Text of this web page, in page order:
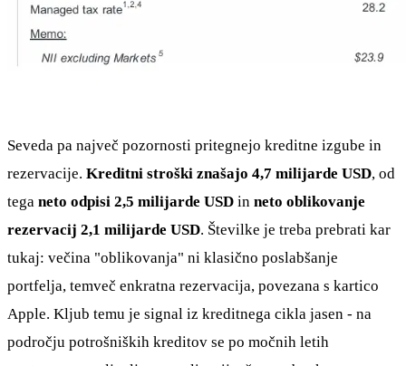
Seveda pa največ pozornosti pritegnejo kreditne izgube in
rezervacije. Kreditni stroški znašajo 4,7 milijarde USD, od
tega neto odpisi 2,5 milijarde USD in neto oblikovanje
rezervacij 2,1 milijarde USD. Številke je treba prebrati kar
tukaj: večina "oblikovanja" ni klasično poslabšanje
portfelja, temveč enkratna rezervacija, povezana s kartico
Apple. Kljub temu je signal iz kreditnega cikla jasen - na
področju potrošniških kreditov se po močnih letih